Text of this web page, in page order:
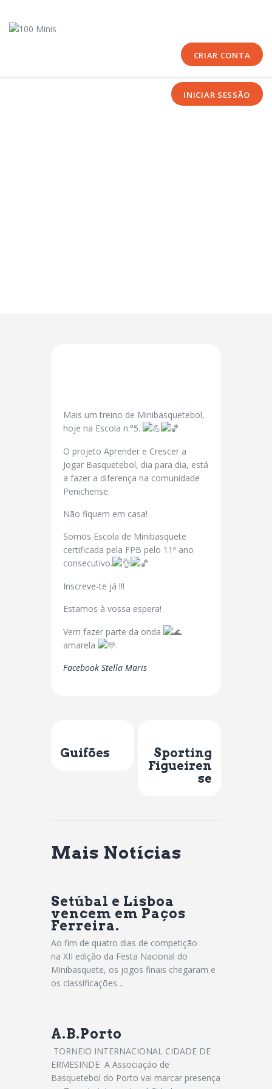
CRIAR CONTA
INICIAR SESSÃO
Sobre Nós
Mais um treino de Minibasquetebol,
hoje na Escola n.°5.
O projeto Aprender e Crescer a
Jogar Basquetebol, dia para dia, está
a fazer a diferença na comunidade
Penichense.
Não fiquem em casa!
Somos Escola de Minibasquete
certificada pela FPB pelo 11º ano
consecutivo.
Inscreve-te já !!!
Estamos à vossa espera!
Vem fazer parte da onda
amarela
.
Facebook Stella Maris
Guifões
Sporting
Figueiren
se
Mais Notícias
Setúbal e Lisboa
vencem em Paços
Ferreira.
Ao fim de quatro dias de competição
na XII edição da Festa Nacional do
Minibasquete, os jogos finais chegaram e
os classificações…
A.B.Porto
TORNEIO INTERNACIONAL CIDADE DE
ERMESINDE A Associação de
Basquetebol do Porto vai marcar presença